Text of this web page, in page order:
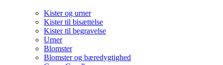
Kister og urner
Kister til bisættelse
Kister til begravelse
Urner
Blomster
Blomster og bæredygtighed